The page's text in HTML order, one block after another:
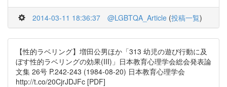
2014-03-11 18:36:37 @LGBTQA_Article (投稿一覧)
【性的ラベリング】増田公男ほか「313 幼児の遊び行動に及
ぼす性的ラベリングの効果(III)」日本教育心理学会総会発表論
文集 26号 P.242-243 (1984-08-20) 日本教育心理学会
http://t.co/20CjrJDJFc [PDF]